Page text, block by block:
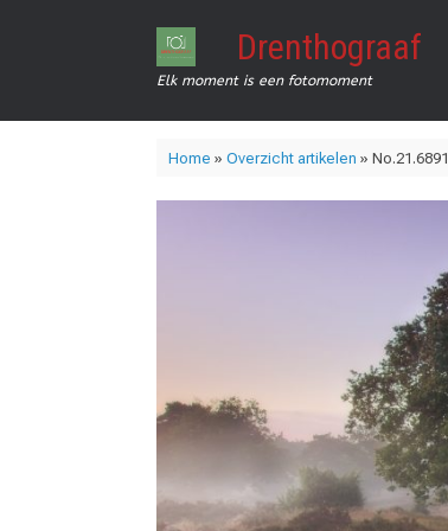
Drenthograaf
Elk moment is een fotomoment
Home » Overzicht artikelen » No.21.6891